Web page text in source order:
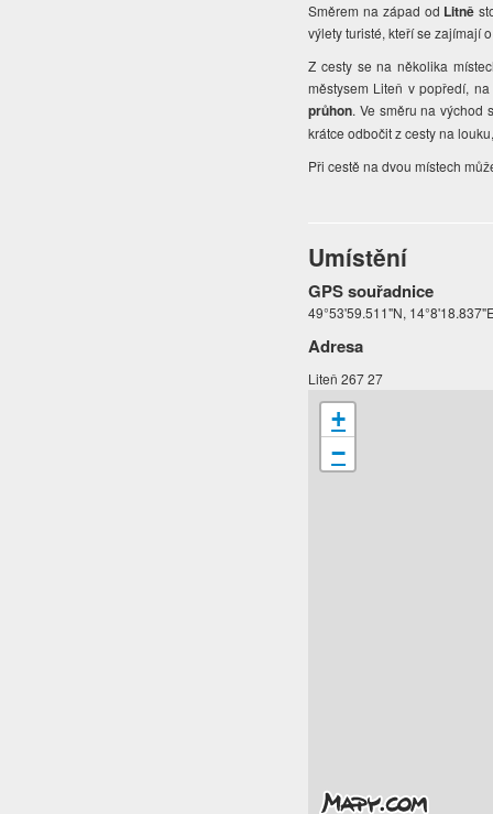
Směrem na západ od Litně
výlety turisté, kteří se zajímají
Z cesty se na několika
městysem Liteň v popředí,
průhon. Ve směru na východ
krátce odbočit z cesty na
Při cestě na dvou místech
Umístění
GPS souřadnice
49°53'59.511"N,
Adresa
Liteň 267 27
+
−